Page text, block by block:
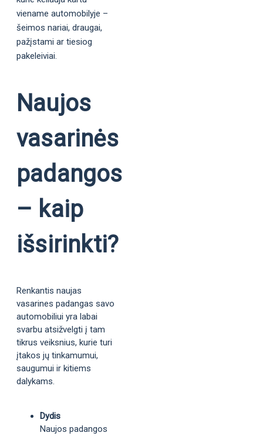
viename automobilyje –
šeimos nariai, draugai,
pažįstami ar tiesiog
pakeleiviai.
Naujos
vasarinės
padangos
– kaip
išsirinkti?
Renkantis naujas
vasarines padangas savo
automobiliui yra labai
svarbu atsižvelgti į tam
tikrus veiksnius, kurie turi
įtakos jų tinkamumui,
saugumui ir kitiems
dalykams.
Dydis
Naujos padangos